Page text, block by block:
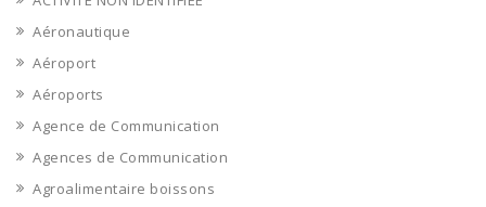
Aéronautique
Aéroport
Aéroports
Agence de Communication
Agences de Communication
Agroalimentaire boissons